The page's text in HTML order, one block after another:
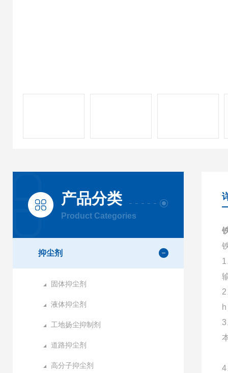
产品分类
Product Categories
抑尘剂
固体抑尘剂
液体抑尘剂
工地扬尘抑制剂
道路抑尘剂
高分子抑尘剂
3
4